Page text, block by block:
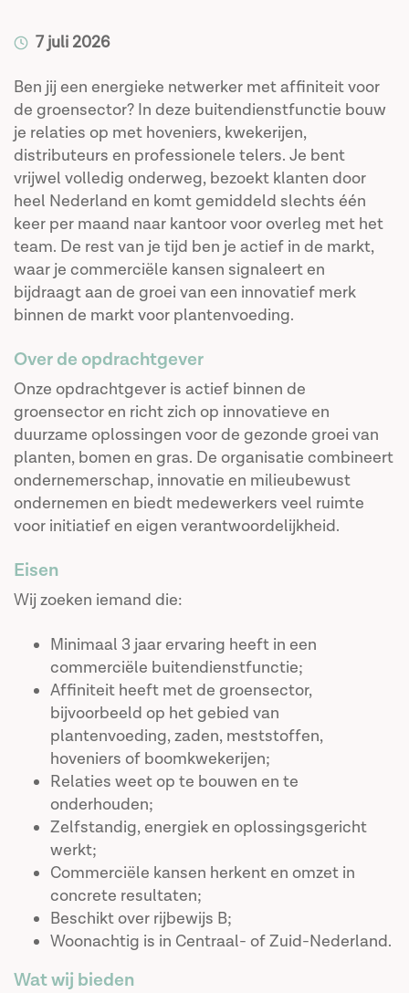
7 juli 2026
Ben jij een energieke netwerker met affiniteit voor
de groensector? In deze buitendienstfunctie bouw
je relaties op met hoveniers, kwekerijen,
distributeurs en professionele telers. Je bent
vrijwel volledig onderweg, bezoekt klanten door
heel Nederland en komt gemiddeld slechts één
keer per maand naar kantoor voor overleg met het
team. De rest van je tijd ben je actief in de markt,
waar je commerciële kansen signaleert en
bijdraagt aan de groei van een innovatief merk
binnen de markt voor plantenvoeding.
Over de opdrachtgever
Onze opdrachtgever is actief binnen de
groensector en richt zich op innovatieve en
duurzame oplossingen voor de gezonde groei van
planten, bomen en gras. De organisatie combineert
ondernemerschap, innovatie en milieubewust
ondernemen en biedt medewerkers veel ruimte
voor initiatief en eigen verantwoordelijkheid.
Eisen
Wij zoeken iemand die:
Minimaal 3 jaar ervaring heeft in een
commerciële buitendienstfunctie;
Affiniteit heeft met de groensector,
bijvoorbeeld op het gebied van
plantenvoeding, zaden, meststoffen,
hoveniers of boomkwekerijen;
Relaties weet op te bouwen en te
onderhouden;
Zelfstandig, energiek en oplossingsgericht
werkt;
Commerciële kansen herkent en omzet in
concrete resultaten;
Beschikt over rijbewijs B;
Woonachtig is in Centraal- of Zuid-Nederland.
Wat wij bieden